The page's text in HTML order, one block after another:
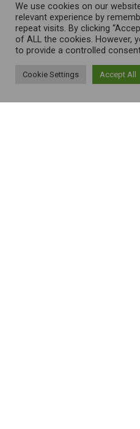
We use cookies on our
relevant experience by
repeat visits. By clicking
of ALL the cookies. However,
to provide a controlled
Cookie Settings Accept All